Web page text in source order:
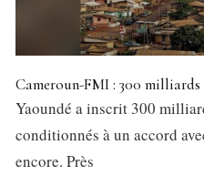
Cameroun-FMI : 300
Yaoundé a inscrit 300
conditionnés à un accord
encore. Près